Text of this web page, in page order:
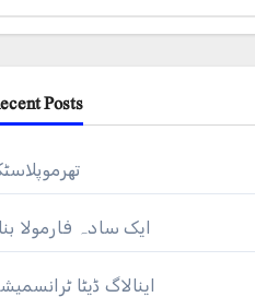
Posts
ایک سادہ فارمولا
اینالاگ ڈیٹا